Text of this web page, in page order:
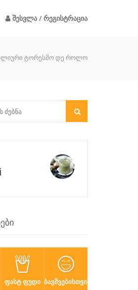
შესვლა / რეგისტრაცია
ტორესმო დე როლო
ᲤᲐᲡᲢ ᲤᲣᲓᲘ ᲑᲐᲕᲨᲕᲔᲑᲘᲡᲗᲕᲘᲡ